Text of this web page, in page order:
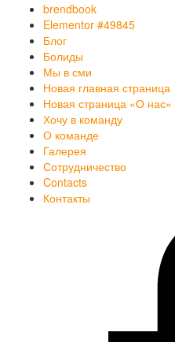
brendbook
Elementor #49845
Блог
Болиды
Мы в сми
Новая главная страница
Новая страница «О нас»
Хочу в команду
О команде
Галерея
Сотрудничество
Contacts
Контакты